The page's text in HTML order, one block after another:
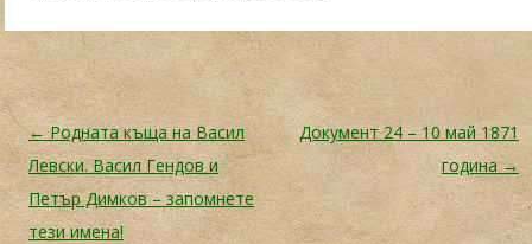
Навигация в публикациите
← Родната къща на Васил
Левски. Васил Гендов и
Петър Димков – запомнете
тези имена!
Документ 24 – 10 май 1871
година →